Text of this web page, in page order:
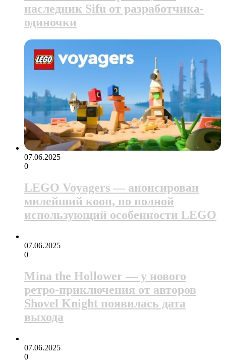
наследник Sifu от разработчика-
одиночки
07.06.2025
0
LEGO Voyagers — анонсирован
милейший кооп, по полной
использующий особенности LEGO
07.06.2025
0
Mina the Hollower — у нового
ретро-приключения от авторов
Shovel Knight появилась дата
выхода
07.06.2025
0